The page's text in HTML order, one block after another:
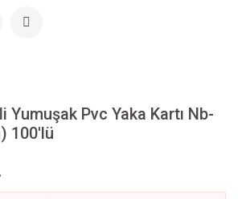
Pvc Yaka Kartı Nb-
100'lü